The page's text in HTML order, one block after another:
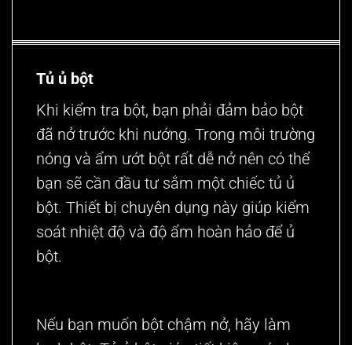
Tủ ủ bột
Khi kiểm tra bột, bạn phải đảm bảo bột
đã nở trước khi nướng. Trong môi trường
nóng và ẩm ướt bột rất dễ nở nên có thể
bạn sẽ cần đầu tư sắm một chiếc tủ ủ
bột. Thiết bị chuyên dụng này giúp kiểm
soát nhiệt độ và độ ẩm hoàn hảo để ủ
bột.
Nếu bạn muốn bột chậm nở, hãy làm